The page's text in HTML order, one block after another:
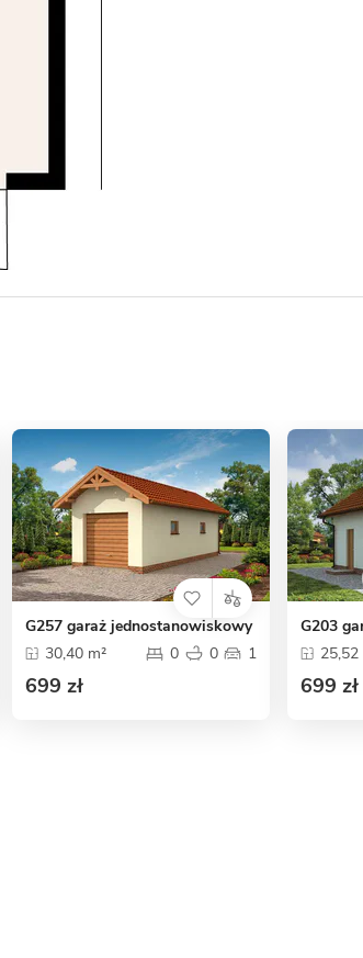
G257 garaż jednostanowiskowy
30,40 m²
0 0 1
699 zł
G203
25,52
699 zł